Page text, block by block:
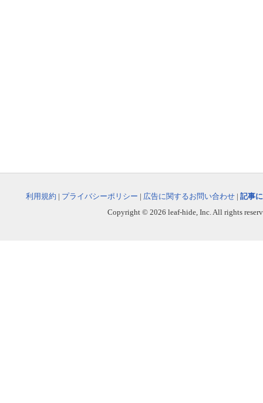
利用規約 | プライバシーポリシー | 広告に関するお問い合わせ | 記事
Copyright © 2026 leaf-hide, Inc. All rights